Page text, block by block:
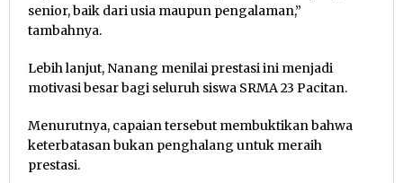
senior, baik dari usia maupun pengalaman,”
tambahnya.
Lebih lanjut, Nanang menilai prestasi ini menjadi
motivasi besar bagi seluruh siswa SRMA 23 Pacitan.
Menurutnya, capaian tersebut membuktikan bahwa
keterbatasan bukan penghalang untuk meraih
prestasi.